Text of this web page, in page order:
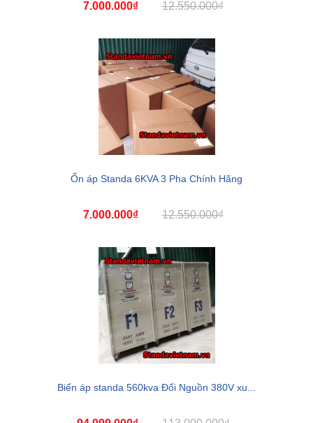
7.000.000₫ 12.550.000₫
Ổn áp Standa 6KVA 3 Pha Chính Hãng
7.000.000₫ 12.550.000₫
Biến áp standa 560kva Đổi Nguồn 380V xu...